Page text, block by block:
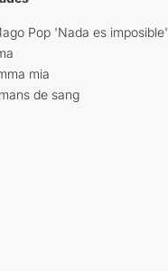
Pop 'Nada es imposible'
mia
de sang